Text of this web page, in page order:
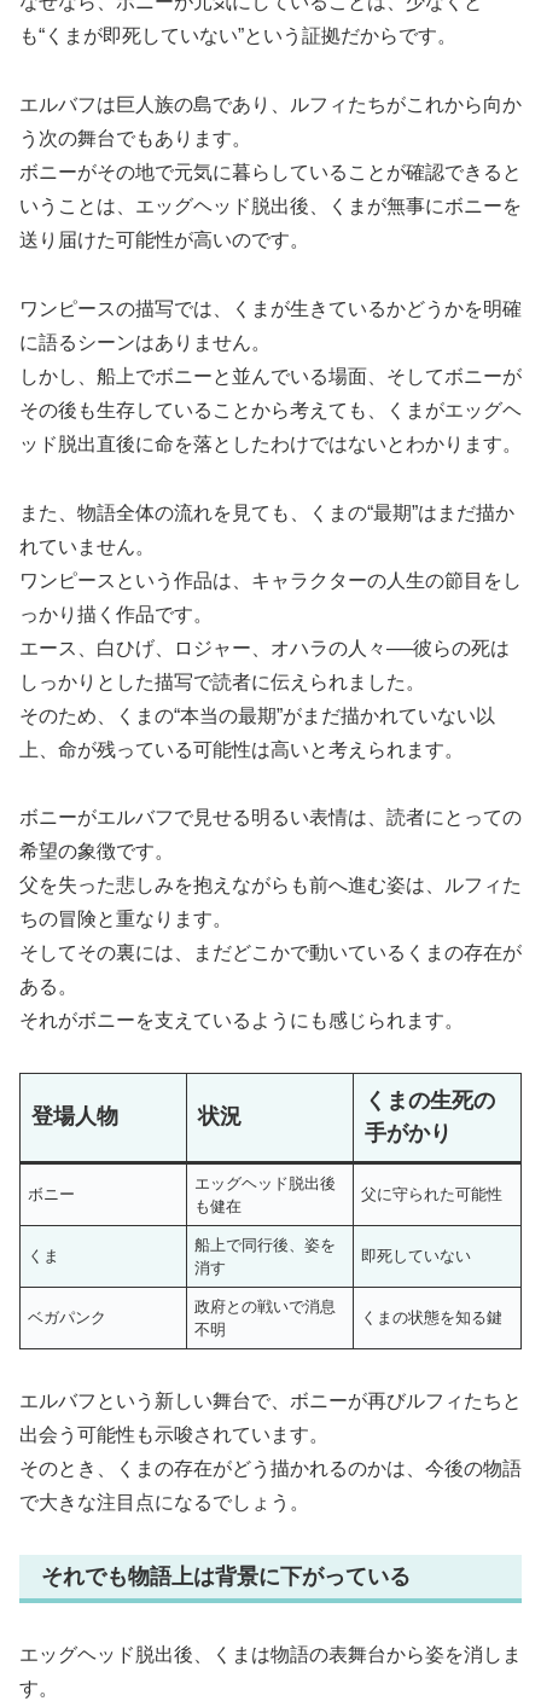
も“くまが即死していない”という証拠だからです。
エルバフは巨人族の島であり、ルフィたちがこれから向か
う次の舞台でもあります。
ボニーがその地で元気に暮らしていることが確認できると
いうことは、エッグヘッド脱出後、くまが無事にボニーを
送り届けた可能性が高いのです。
ワンピースの描写では、くまが生きているかどうかを明確
に語るシーンはありません。
しかし、船上でボニーと並んでいる場面、そしてボニーが
その後も生存していることから考えても、くまがエッグヘ
ッド脱出直後に命を落としたわけではないとわかります。
また、物語全体の流れを見ても、くまの“最期”はまだ描か
れていません。
ワンピースという作品は、キャラクターの人生の節目をし
っかり描く作品です。
エース、白ひげ、ロジャー、オハラの人々──彼らの死は
しっかりとした描写で読者に伝えられました。
そのため、くまの“本当の最期”がまだ描かれていない以
上、命が残っている可能性は高いと考えられます。
ボニーがエルバフで見せる明るい表情は、読者にとっての
希望の象徴です。
父を失った悲しみを抱えながらも前へ進む姿は、ルフィた
ちの冒険と重なります。
そしてその裏には、まだどこかで動いているくまの存在が
ある。
それがボニーを支えているようにも感じられます。
登場人物 状況
くまの生死の
手がかり
ボニー
エッグヘッド脱出後
も健在
父に守られた可能性
くま
船上で同行後、姿を
消す
即死していない
ベガパンク
政府との戦いで消息
不明
くまの状態を知る鍵
エルバフという新しい舞台で、ボニーが再びルフィたちと
出会う可能性も示唆されています。
そのとき、くまの存在がどう描かれるのかは、今後の物語
で大きな注目点になるでしょう。
それでも物語上は背景に下がっている
エッグヘッド脱出後、くまは物語の表舞台から姿を消しま
す。